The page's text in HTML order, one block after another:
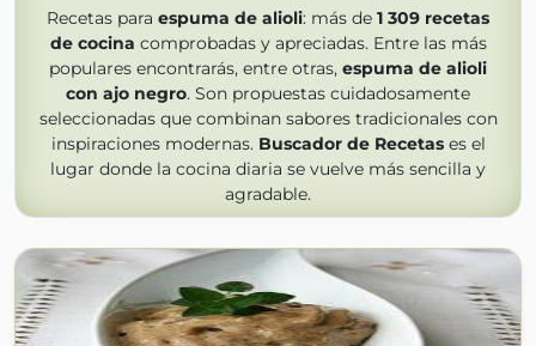
Recetas para espuma de alioli: más de 1 309 recetas
de cocina comprobadas y apreciadas. Entre las más
populares encontrarás, entre otras, espuma de alioli
con ajo negro. Son propuestas cuidadosamente
seleccionadas que combinan sabores tradicionales con
inspiraciones modernas. Buscador de Recetases el
lugar donde la cocina diaria se vuelve más sencilla y
agradable.